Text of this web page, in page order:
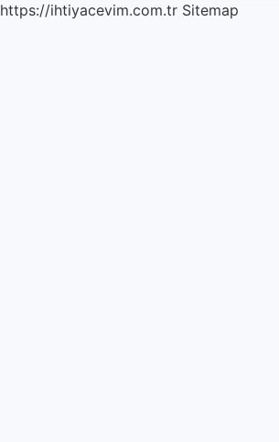
https://ihtiyacevim.com.tr Sitemap